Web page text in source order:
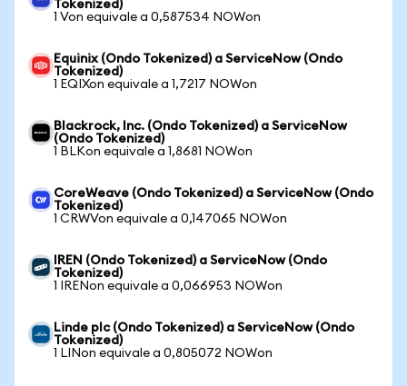
Tokenized)
1 Von equivale a 0,587534 NOWon
Equinix (Ondo Tokenized) a ServiceNow (Ondo
Tokenized)
1 EQIXon equivale a 1,7217 NOWon
Blackrock, Inc. (Ondo Tokenized) a ServiceNow
(Ondo Tokenized)
1 BLKon equivale a 1,8681 NOWon
CoreWeave (Ondo Tokenized) a ServiceNow (Ondo
Tokenized)
1 CRWVon equivale a 0,147065 NOWon
IREN (Ondo Tokenized) a ServiceNow (Ondo
Tokenized)
1 IRENon equivale a 0,066953 NOWon
Linde plc (Ondo Tokenized) a ServiceNow (Ondo
Tokenized)
1 LINon equivale a 0,805072 NOWon